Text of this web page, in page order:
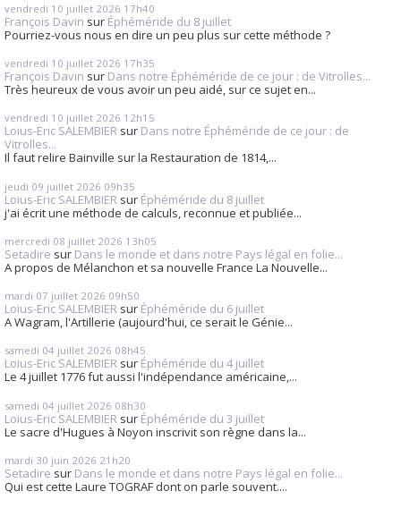
vendredi 10 juillet 2026 17h40
François Davin sur Éphéméride du 8 juillet
Pourriez-vous nous en dire un peu plus sur cette méthode ?
vendredi 10 juillet 2026 17h35
François Davin sur Dans notre Éphéméride de ce jour : de Vitrolles...
Très heureux de vous avoir un peu aidé, sur ce sujet en...
vendredi 10 juillet 2026 12h15
Loius-Eric SALEMBIER sur Dans notre Éphéméride de ce jour : de
Vitrolles...
Il faut relire Bainville sur la Restauration de 1814,...
jeudi 09 juillet 2026 09h35
Loius-Eric SALEMBIER sur Éphéméride du 8 juillet
j'ai écrit une méthode de calculs, reconnue et publiée...
mercredi 08 juillet 2026 13h05
Setadire sur Dans le monde et dans notre Pays légal en folie...
A propos de Mélanchon et sa nouvelle France La Nouvelle...
mardi 07 juillet 2026 09h50
Loius-Eric SALEMBIER sur Éphéméride du 6 juillet
A Wagram, l'Artillerie (aujourd'hui, ce serait le Génie...
samedi 04 juillet 2026 08h45
Loius-Eric SALEMBIER sur Éphéméride du 4 juillet
Le 4 juillet 1776 fut aussi l'indépendance américaine,...
samedi 04 juillet 2026 08h30
Loius-Eric SALEMBIER sur Éphéméride du 3 juillet
Le sacre d'Hugues à Noyon inscrivit son règne dans la...
mardi 30 juin 2026 21h20
Setadire sur Dans le monde et dans notre Pays légal en folie...
Qui est cette Laure TOGRAF dont on parle souvent....